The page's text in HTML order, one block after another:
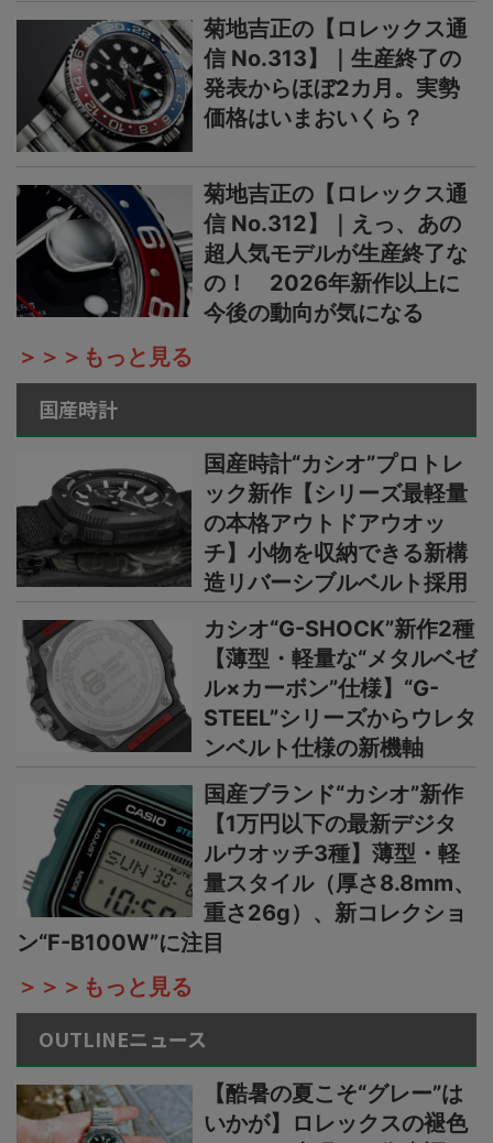
菊地吉正の【ロレックス通
信 No.313】｜生産終了の
発表からほぼ2カ月。実勢
価格はいまおいくら？
菊地吉正の【ロレックス通
信 No.312】｜えっ、あの
超人気モデルが生産終了な
の！ 2026年新作以上に
今後の動向が気になる
＞＞＞もっと見る
国産時計
国産時計“カシオ”プロトレ
ック新作【シリーズ最軽量
の本格アウトドアウオッ
チ】小物を収納できる新構
造リバーシブルベルト採用
カシオ“G-SHOCK”新作2種
【薄型・軽量な“メタルベゼ
ル×カーボン”仕様】“G-
STEEL”シリーズからウレタ
ンベルト仕様の新機軸
国産ブランド“カシオ”新作
【1万円以下の最新デジタ
ルウオッチ3種】薄型・軽
量スタイル（厚さ8.8mm、
重さ26g）、新コレクショ
ン“F-B100W”に注目
＞＞＞もっと見る
OUTLINEニュース
【酷暑の夏こそ“グレー”は
いかが】ロレックスの褪色